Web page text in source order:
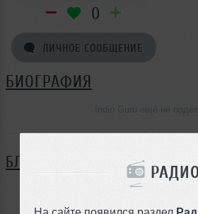
На сайте появился раздел
0
ЛИЧНОЕ СООБЩЕНИЕ
БИОГРАФИЯ
БЛОГ